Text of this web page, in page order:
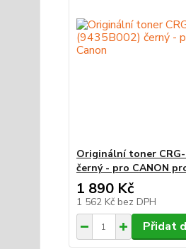
Originální toner CRG-
černý - pro CANON
1 890 Kč
1 562 Kč bez DPH
Přidat